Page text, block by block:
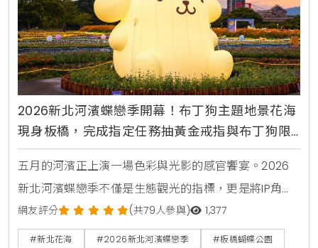
2026新北河濱蝶戀季開幕！布丁狗主題地景花海
現身板橋，完成指定任務抽黃金戒指與布丁狗限
量周邊
五月的河濱正上演一場色彩與光影的感官饗宴。2026
新北河濱蝶戀季不僅是生態觀光的指標，更是將IP角色
與城市空間完美融合的典範。KiraKacha去啦！創辦人
梁翔渝表示，透過布丁狗30周年主題的沉浸式體驗，能
網友評分 (共79人參與) 1,377
#新北花海 #2026新北河濱蝶戀季
#板橋蝴蝶公園